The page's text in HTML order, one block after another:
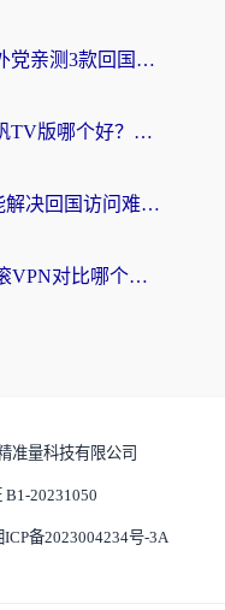
穿梭和巨鲸哪个好？海外党亲测3款回国加速器，教你避开90%的坑
海外党必看：斧牛和快帆TV版哪个好？3分钟选对回国加速器，无缝刷B站、追热剧
海外党必看：yy vpn真能解决回国访问难题？附云极initap测评+免费方案对比
穿梭VPN好用吗？和快滚VPN对比哪个回国效果更好？海外党选回国加速器必看指南
准量科技有限公司
20231050
备2023004234号-3A